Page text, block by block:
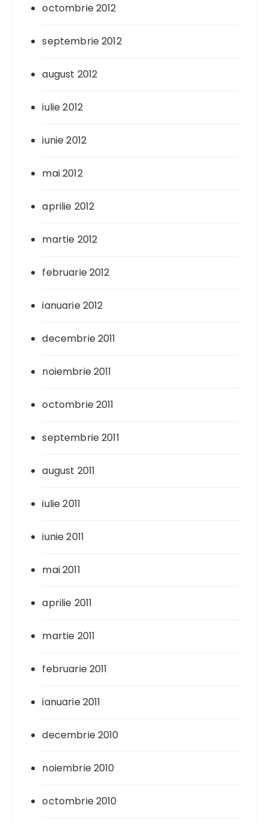
octombrie 2012
septembrie 2012
august 2012
iulie 2012
iunie 2012
mai 2012
aprilie 2012
martie 2012
februarie 2012
ianuarie 2012
decembrie 2011
noiembrie 2011
octombrie 2011
septembrie 2011
august 2011
iulie 2011
iunie 2011
mai 2011
aprilie 2011
martie 2011
februarie 2011
ianuarie 2011
decembrie 2010
noiembrie 2010
octombrie 2010